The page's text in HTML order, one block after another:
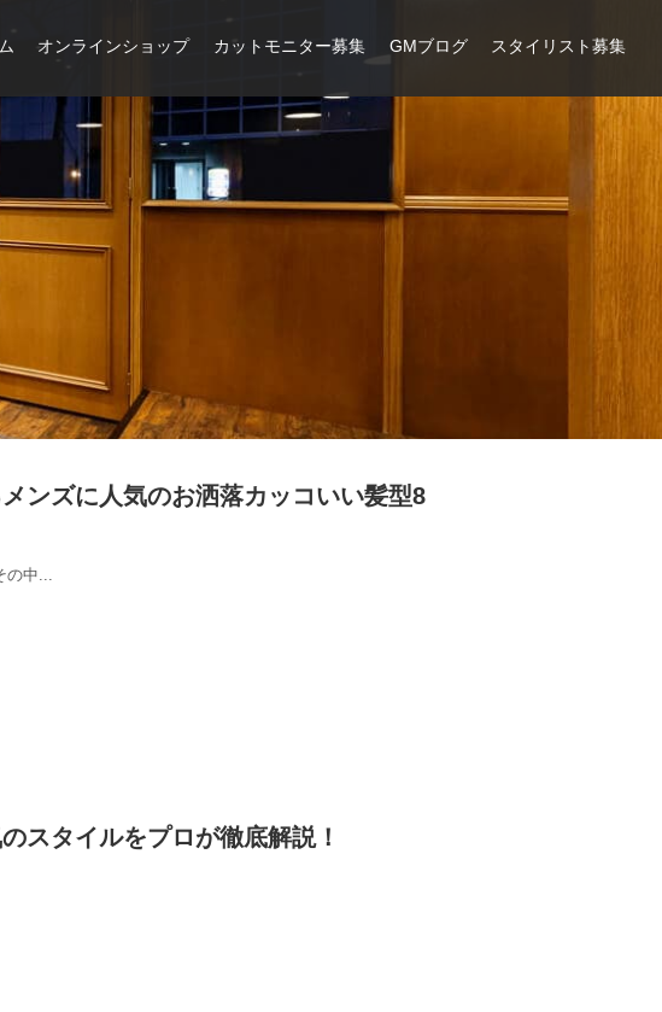
オンラインショップ カットモニター募集 GMブログ スタイリスト募集
ンズに人気のお洒落カッコいい髪型8
中...
スタイルをプロが徹底解説！